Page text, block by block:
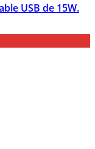
USB de 15W.